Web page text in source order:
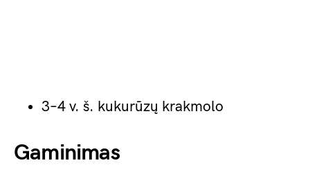
3–4 v. š. kukurūzų krakmolo
Gaminimas